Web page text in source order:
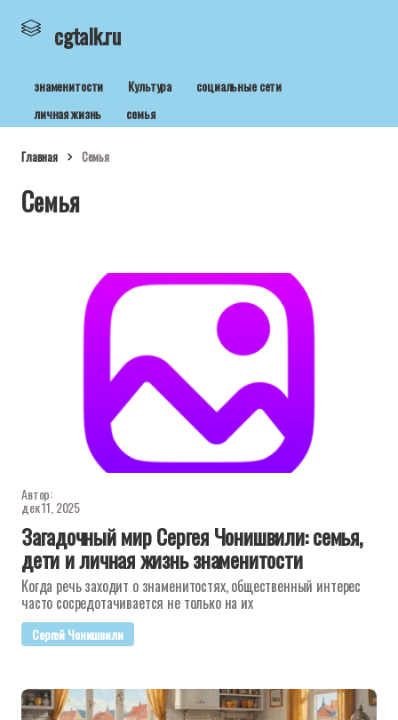
cgtalk.ru
знаменитости Культура
социальные сети
личная жизнь
семья
Главная Семья
Семья
Автор:
дек 11, 2025
Загадочный мир Сергея Чонишвили: семья,
дети и личная жизнь знаменитости
Когда речь заходит о знаменитостях, общественный интерес
часто сосредотачивается не только на их
Сергей Чонишвили